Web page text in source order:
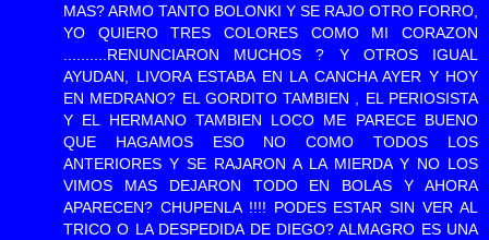
MAS? ARMO TANTO BOLONKI Y SE RAJO OTRO FORRO,
YO QUIERO TRES COLORES COMO MI CORAZON
..........RENUNCIARON MUCHOS ? Y OTROS IGUAL
AYUDAN, LIVORA ESTABA EN LA CANCHA AYER Y HOY
EN MEDRANO? EL GORDITO TAMBIEN , EL PERIOSISTA
Y EL HERMANO TAMBIEN LOCO ME PARECE BUENO
QUE HAGAMOS ESO NO COMO TODOS LOS
ANTERIORES Y SE RAJARON A LA MIERDA Y NO LOS
VIMOS MAS DEJARON TODO EN BOLAS Y AHORA
APARECEN? CHUPENLA !!!! PODES ESTAR SIN VER AL
TRICO O LA DESPEDIDA DE DIEGO? ALMAGRO ES UNA